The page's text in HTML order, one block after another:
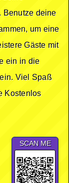
Benutze deine
um eine
Gäste mit
ein in die
Viel Spaß
Kostenlos
SCAN ME